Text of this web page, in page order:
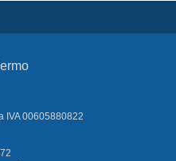
IVA 00605880822